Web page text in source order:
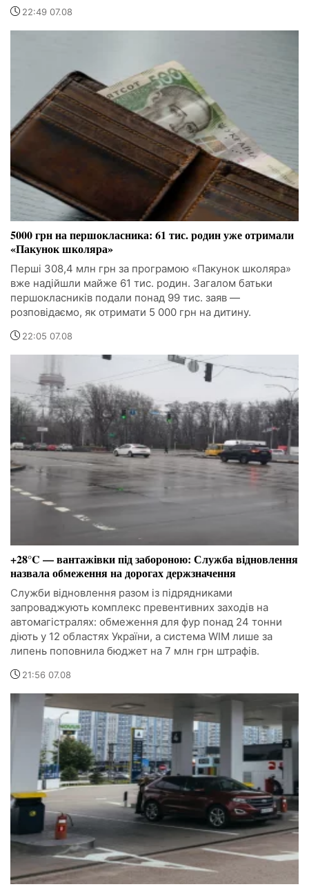
22:49 07.08
5000 грн на першокласника: 61 тис. родин уже отримали
«Пакунок школяра»
Перші 308,4 млн грн за програмою «Пакунок школяра»
вже надійшли майже 61 тис. родин. Загалом батьки
першокласників подали понад 99 тис. заяв —
розповідаємо, як отримати 5 000 грн на дитину.
22:05 07.08
+28°C — вантажівки під забороною: Служба відновлення
назвала обмеження на дорогах держзначення
Служби відновлення разом із підрядниками
запроваджують комплекс превентивних заходів на
автомагістралях: обмеження для фур понад 24 тонни
діють у 12 областях України, а система WIM лише за
липень поповнила бюджет на 7 млн грн штрафів.
21:56 07.08